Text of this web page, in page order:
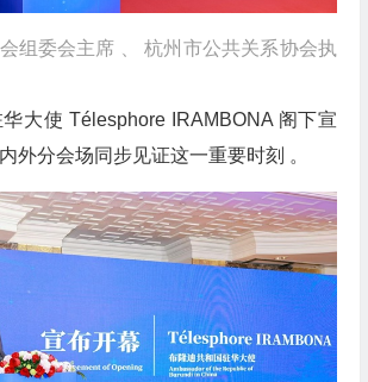
组委会主席 、 杭州市公共关系协会执
大使 Télesphore IRAMBONA 阁下宣
外分会场同步见证这一重要时刻 。